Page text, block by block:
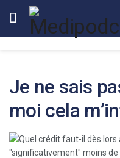
Je ne sais
moi cela